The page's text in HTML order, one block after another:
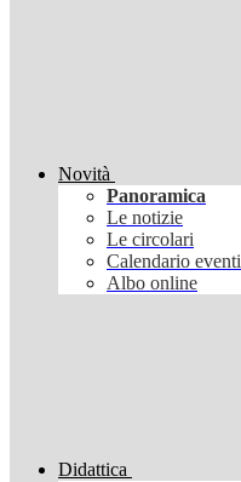
Novità
Panoramica
Le notizie
Le circolari
Calendario eventi
Albo online
Didattica